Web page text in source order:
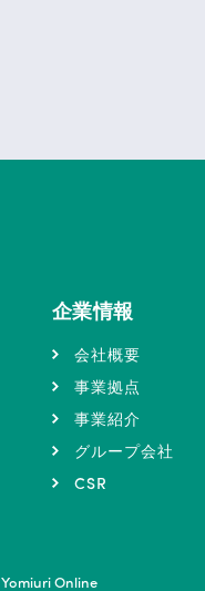
企業情報
会社概要
事業拠点
事業紹介
グループ会社
CSR
Yomiuri Online